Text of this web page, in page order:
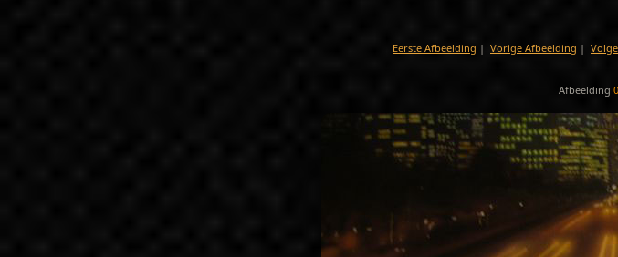
Eerste Afbeelding | Vorige Afbeelding |
Afbeelding